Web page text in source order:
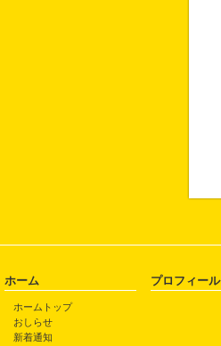
ホーム
ホームトップ
おしらせ
新着通知
プロフィール